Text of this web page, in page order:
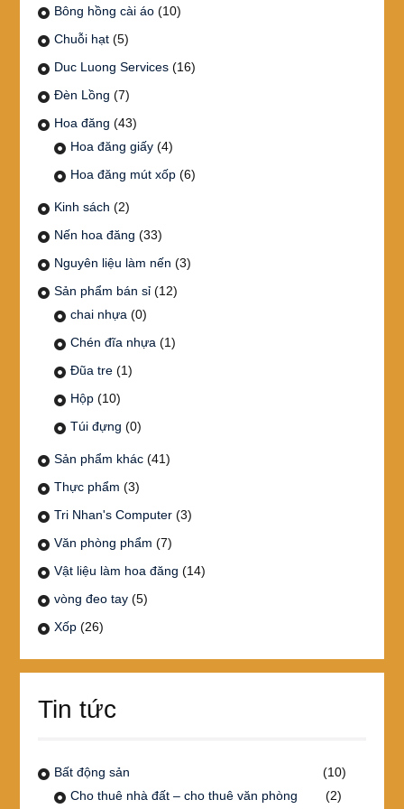
Bông hồng cài áo (10)
Chuỗi hạt (5)
Duc Luong Services (16)
Đèn Lồng (7)
Hoa đăng (43)
Hoa đăng giấy (4)
Hoa đăng mút xốp (6)
Kinh sách (2)
Nến hoa đăng (33)
Nguyên liệu làm nến (3)
Sản phẩm bán sỉ (12)
chai nhựa (0)
Chén đĩa nhựa (1)
Đũa tre (1)
Hộp (10)
Túi đựng (0)
Sản phẩm khác (41)
Thực phẩm (3)
Tri Nhan's Computer (3)
Văn phòng phẩm (7)
Vật liệu làm hoa đăng (14)
vòng đeo tay (5)
Xốp (26)
Tin tức
Bất động sản
(10)
Cho thuê nhà đất – cho thuê văn phòng
(2)